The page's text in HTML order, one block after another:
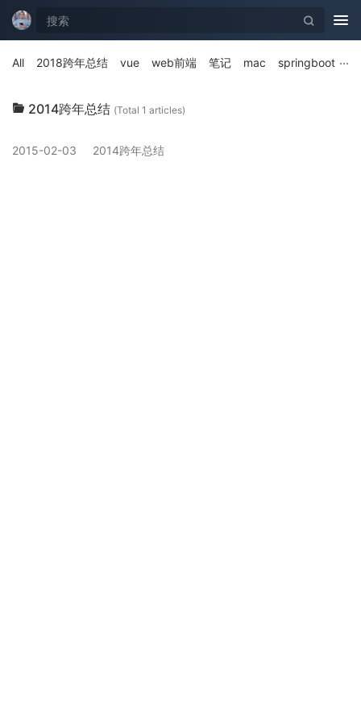
All
2018跨年总结 vue web前端 笔记 mac springboot
2014跨年总结 (Total 1 articles)
2015-02-03 2014跨年总结